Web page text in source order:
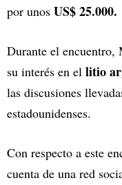
por unos US$ 25.000.
Durante el encuentro,
su interés en el litio
las discusiones
estadounidenses.
Con respecto a este
cuenta de una red